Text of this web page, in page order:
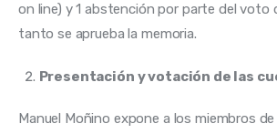
on line) y 1 abstención por parte del voto
tanto se aprueba la memoria.
Presentación y votación de las
Manuel Moñino expone a los miembros de